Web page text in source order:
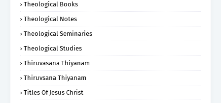
Theological Books
Theological Notes
Theological Seminaries
Theological Studies
Thiruvasana Thiyanam
Thiruvsana Thiyanam
Titles Of Jesus Christ